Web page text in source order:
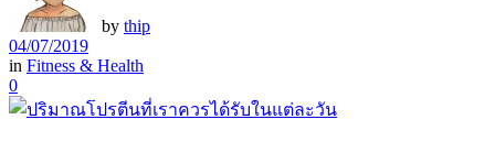
by thip
04/07/2019
in Fitness & Health
0